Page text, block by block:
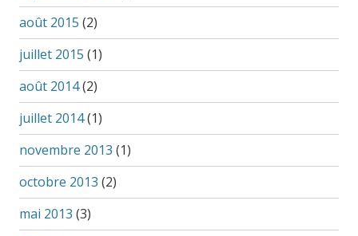
août 2015 (2)
juillet 2015 (1)
août 2014(2)
juillet 2014(1)
novembre 2013 (1)
octobre 2013 (2)
mai 2013 (3)